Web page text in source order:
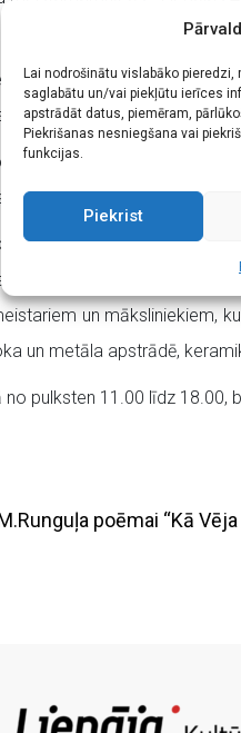
Lai nodrošinātu vislabāko
saglabātu un/vai piekļūtu ierīces
apstrādāt datus, piemēram,
Piekrišanas nesniegšana vai
funkcijas.
Piekrist
Liepājas Tautas
pieteikuma anketa.
tādēļ visus saņemtos
mājaslapā
gan
cilvēka
un māksliniekiem,
un metāla apstrādē,
no pulksten 11.00 līdz 18.00,
poēmai “Kā